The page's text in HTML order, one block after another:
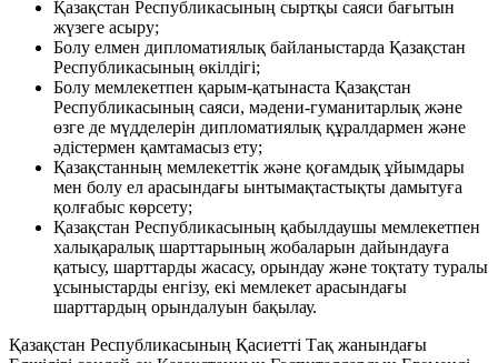
Қазақстан Республикасының сыртқы саяси бағытын
жүзеге асыру;
Болу елмен дипломатиялық байланыстарда Қазақстан
Республикасының өкілдігі;
Болу мемлекетпен қарым-қатынаста Қазақстан
Республикасының саяси, мәдени-гуманитарлық және
өзге де мүдделерін дипломатиялық құралдармен және
әдістермен қамтамасыз ету;
Қазақстанның мемлекеттік және қоғамдық ұйымдары
мен болу ел арасындағы ынтымақтастықты дамытуға
қолғабыс көрсету;
Қазақстан Республикасының қабылдаушы мемлекетпен
халықаралық шарттарының жобаларын дайындауға
қатысу, шарттарды жасасу, орындау және тоқтату туралы
ұсыныстарды енгізу, екі мемлекет арасындағы
шарттардың орындалуын бақылау.
Қазақстан Республикасының Қасиетті Тақ жанындағы